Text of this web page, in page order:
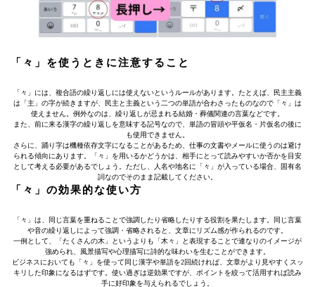
「々」を使うときに注意すること
「々」には、複合語の繰り返しには使えないというルールがあります。たとえば、民主主義
は「主」の字が続きますが、民主と主義という二つの単語が合わさったものなので「々」は
使えません。例外なのは、繰り返しが忌まれる結婚・葬儀関連の言葉などです。
また、前に来る漢字の繰り返しを意味する記号なので、単語の冒頭や平仮名・片仮名の後に
も使用できません。
さらに、踊り字は機種依存文字になることがあるため、仕事の文書やメールに使うのは避け
られる傾向にあります。「々」を用いるかどうかは、相手にとって読みやすいか否かを目安
として考える必要があるでしょう。ただし、人名や地名に「々」が入っている場合、固有名
詞なのでそのまま記載してください。
「々」の効果的な使い方
「々」は、同じ言葉を重ねることで強調したり省略したりする役割を果たします。同じ言葉
や音の繰り返しによって強調・省略されると、文章にリズム感が作られるのです。
一例として、「たくさんの木」というよりも「木々」と表現することで連なりのイメージが
強められ、風景描写や心理描写に詩的な味わいを生むことができます。
ビジネスにおいても「々」を使って同じ漢字や単語を2回続ければ、文章がより見やすくスッ
キリした印象になるはずです。使い過ぎは逆効果ですが、ポイントを絞って活用すれば読み
手に好印象を与えられるでしょう。